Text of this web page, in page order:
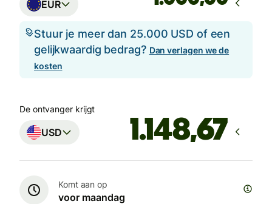
EUR
Stuur je meer dan 25.000 USD of een
gelijkwaardig bedrag? Dan verlagen we de
kosten
De ontvanger krijgt
USD
Komt aan op
voor maandag